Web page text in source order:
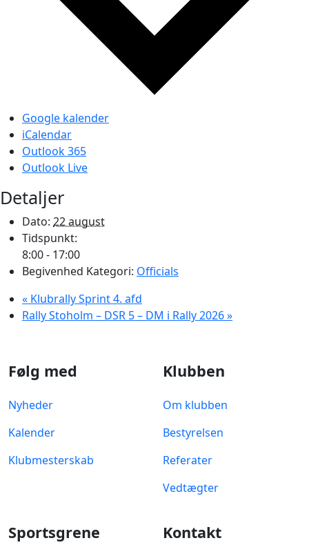
Google kalender
iCalendar
Outlook 365
Outlook Live
Detaljer
Dato: 22 august
Tidspunkt:
8:00 - 17:00
Begivenhed Kategori: Officials
« Klubrally Sprint 4. afd
Rally Stoholm – DSR 5 – DM i Rally 2026»
Følg med
Nyheder
Kalender
Klubmesterskab
Klubben
Om klubben
Bestyrelsen
Referater
Vedtægter
Sportsgrene Kontakt